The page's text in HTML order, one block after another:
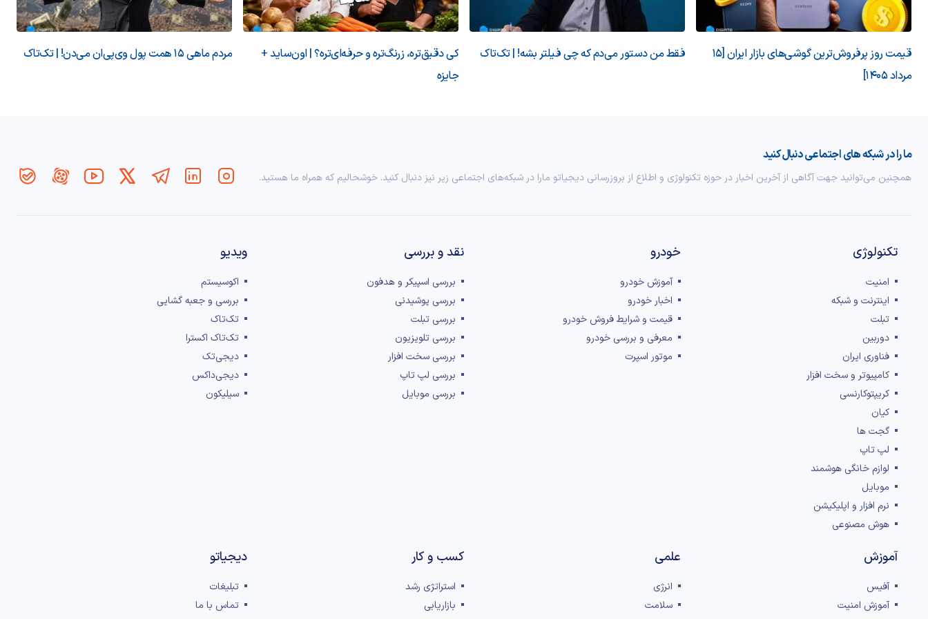
قیمت روز پرفروش‌ترین گوشی‌های بازار ایران [15
مرداد 1405]
فقط من دستور می‌دم که چی فیلتر بشه! | تک‌تاک
کی دقیق‌تره، زرنگ‌تره و حرفه‌ای‌تره؟ | اون‌ساید +
جایزه
مردم ماهی ۱۵ همت پول وی‌پی‌ان می‌دن! | تک‌تاک
ما را در شبکه های اجتماعی دنبال کنید
همچنین می‌توانید جهت آگاهی از آخرین اخبار در حوزه تکنولوژی و اطلاع از بروزرسانی دیجیاتو مارا در شبکه‌های اجتماعی زیر نیز دنبال کنید. خوشحالیم که همراه ما هستید.
تکنولوژی
امنیت
اینترنت و شبکه
تبلت
دوربین
فناوری ایران
کامپیوتر و سخت افزار
کریپتوکارنسی
کیان
گجت ها
لپ تاپ
لوازم خانگی هوشمند
موبایل
نرم افزار و اپلیکیشن
هوش مصنوعی
خودرو
آموزش خودرو
اخبار خودرو
قیمت و شرایط فروش خودرو
معرفی و بررسی خودرو
موتور اسپرت
نقد و بررسی‌
بررسی اسپیکر و هدفون
بررسی پوشیدنی
بررسی تبلت
بررسی تلویزیون
بررسی سخت افزار
بررسی لپ تاپ
بررسی موبایل
ویدیو
اکوسیستم
بررسی و جعبه گشایی
تک‌تاک
تک‌تاک اکسترا
دیجی‌تک
دیجی‌داکس
سیلیکون
آموزش
آفیس
آموزش امنیت
علمی
انرژی
سلامت
کسب و کار
استراتژی رشد
بازاریابی
دیجیاتو
تبلیغات
تماس با ما